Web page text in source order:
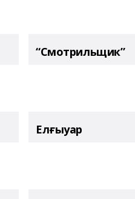
“Смотрильщик”
Елғыуар